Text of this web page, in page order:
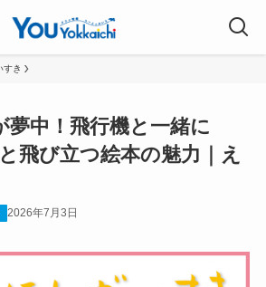
すき
夢中！飛行機と一緒に
飛び立つ絵本の魅力｜え
2026年7月3日